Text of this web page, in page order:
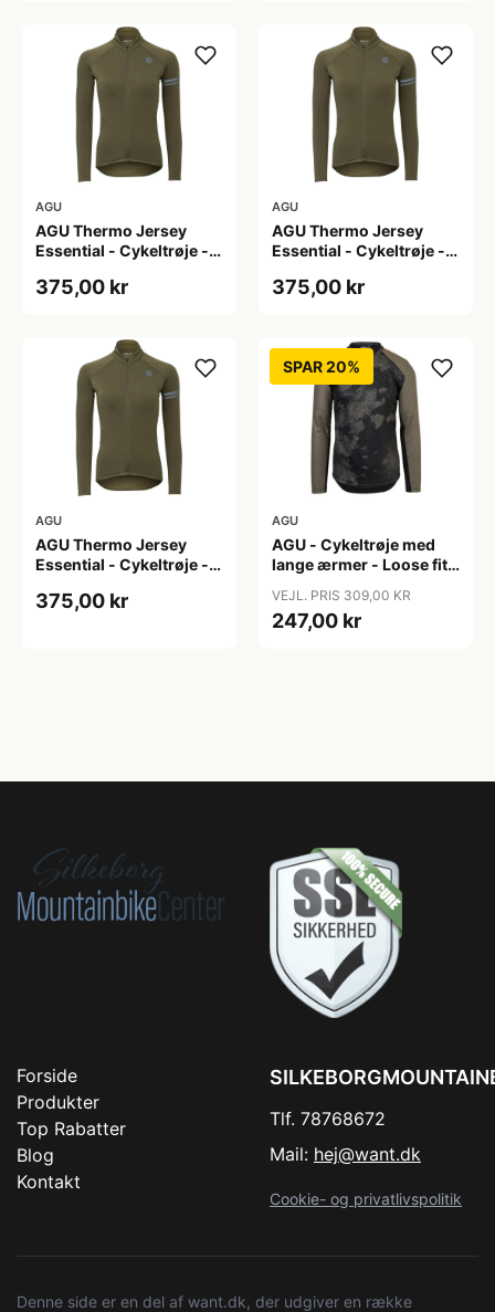
AGU
AGU Thermo Jersey
Essential - Cykeltrøje -
S
375,00 kr
AGU
AGU Thermo Jersey
Essential - Cykeltrøje -
XL
375,00 kr
AGU
AGU Thermo Jersey
Essential - Cykeltrøje -
XXL
375,00 kr
SPAR 20%
AGU
AGU - Cykeltrøje med
lange ærmer - Loose fit -
VEJL. PRIS 309,00 KR
247,00 kr
Forside
Produkter
Top Rabatter
Blog
Kontakt
Tlf. 78768672
Mail: hej@want.dk
Cookie- og privatlivspolitik
Denne side er en del af want.dk, der udgiver en række